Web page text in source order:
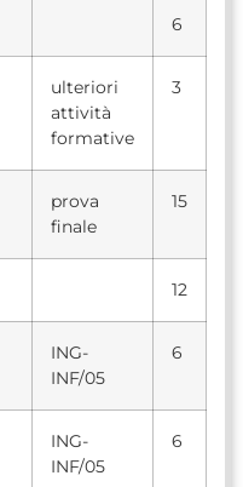
6
ulteriori
attività
formative
3
prova
finale
15
12
ING-
INF/05
6
ING-
INF/05
6